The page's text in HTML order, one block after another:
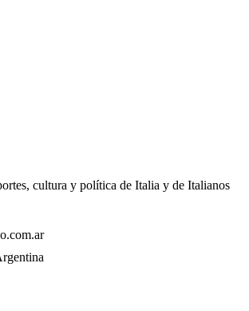
cultura y política de Italia y de Italianos